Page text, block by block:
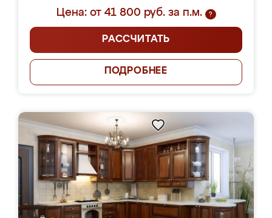
Цена: от 41 800 руб. за п.м.
?
РАССЧИТАТЬ
ПОДРОБНЕЕ